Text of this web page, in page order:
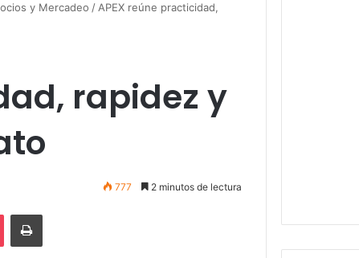
y Mercadeo / APEX reúne practicidad,
rapidez y
777 2 minutos de lectura
Pocket Imprimir